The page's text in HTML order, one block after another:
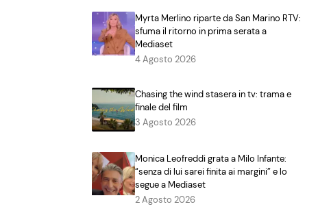
Myrta Merlino riparte da San Marino RTV:
sfuma il ritorno in prima serata a
Mediaset
4 Agosto 2026
Chasing the wind stasera in tv: trama e
finale del film
3 Agosto 2026
Monica Leofreddi grata a Milo Infante:
“senza di lui sarei finita ai margini” e lo
segue a Mediaset
2 Agosto 2026